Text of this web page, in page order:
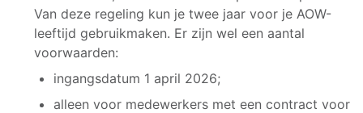
Van deze regeling kun je twee jaar voor je AOW-
leeftijd gebruikmaken. Er zijn wel een aantal
voorwaarden:
ingangsdatum 1 april 2026;
alleen voor medewerkers met een contract voor